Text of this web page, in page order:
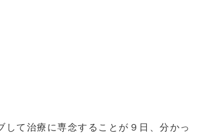
て治療に専念することが９日、分かっ